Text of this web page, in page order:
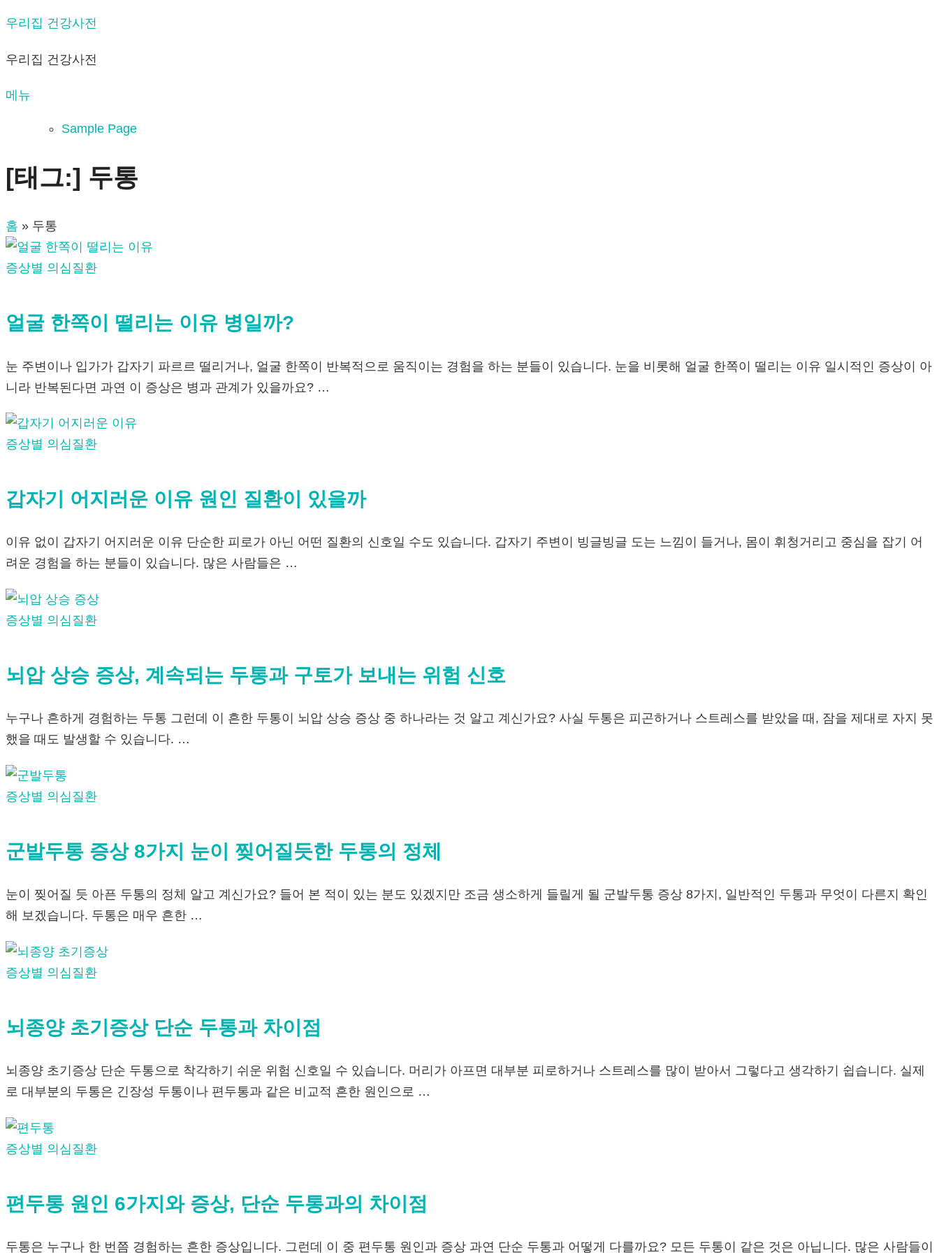
내
으
기
우리집 건강사전
우리집 건강사전
메뉴
Sample Page
[태그:] 두통
홈 » 두통
증상별 의심질환
얼굴 한쪽이 떨리는 이유 병일까?
눈 주변이나 입가가 갑자기 파르르 떨리거나, 얼굴 한쪽이 반복적으로 움직이는 경험을 하는 분들이 있습니다. 눈을 비롯해 얼굴 한쪽이 떨리는 이유 일시적인 증상이 아
니라 반복된다면 과연 이 증상은 병과 관계가 있을까요? …
증상별 의심질환
갑자기 어지러운 이유 원인 질환이 있을까
이유 없이 갑자기 어지러운 이유 단순한 피로가 아닌 어떤 질환의 신호일 수도 있습니다. 갑자기 주변이 빙글빙글 도는 느낌이 들거나, 몸이 휘청거리고 중심을 잡기 어
려운 경험을 하는 분들이 있습니다. 많은 사람들은 …
증상별 의심질환
뇌압 상승 증상, 계속되는 두통과 구토가 보내는 위험 신호
누구나 흔하게 경험하는 두통 그런데 이 흔한 두통이 뇌압 상승 증상 중 하나라는 것 알고 계신가요? 사실 두통은 피곤하거나 스트레스를 받았을 때, 잠을 제대로 자지 못
했을 때도 발생할 수 있습니다. …
증상별 의심질환
군발두통 증상 8가지 눈이 찢어질듯한 두통의 정체
눈이 찢어질 듯 아픈 두통의 정체 알고 계신가요? 들어 본 적이 있는 분도 있겠지만 조금 생소하게 들릴게 될 군발두통 증상 8가지, 일반적인 두통과 무엇이 다른지 확인
해 보겠습니다. 두통은 매우 흔한 …
증상별 의심질환
뇌종양 초기증상 단순 두통과 차이점
뇌종양 초기증상 단순 두통으로 착각하기 쉬운 위험 신호일 수 있습니다. 머리가 아프면 대부분 피로하거나 스트레스를 많이 받아서 그렇다고 생각하기 쉽습니다. 실제
로 대부분의 두통은 긴장성 두통이나 편두통과 같은 비교적 흔한 원인으로 …
증상별 의심질환
편두통 원인 6가지와 증상, 단순 두통과의 차이점
두통은 누구나 한 번쯤 경험하는 흔한 증상입니다. 그런데 이 중 편두통 원인과 증상 과연 단순 두통과 어떻게 다를까요? 모든 두통이 같은 것은 아닙니다. 많은 사람들이